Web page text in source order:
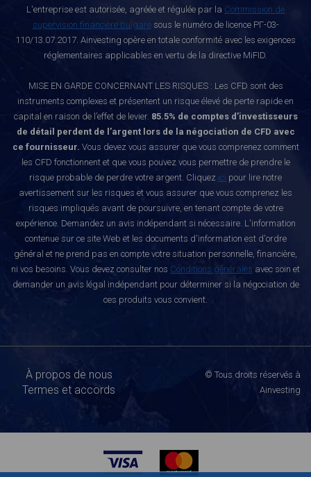
L'entreprise est autorisée, agréée et régulée par la Commission de
supervision financière bulgaresous le numéro de licence РГ-03-
110/13.07.2017. Ainvesting opère en totale conformité avec les exigences
réglementaires applicables en vertu de la directive MiFID.
MISE EN GARDE CONCERNANT LES RISQUES : Les CFD sont des
instruments complexes et présentent un risque élevé de perte rapide en
capital en raison de l’effet de levier. 85.5% de comptes d’investisseurs
de détail perdent de l’argent lors de la négociation de CFD avec
ce fournisseur. Vous devez vous assurer que vous comprenez comment
les CFD fonctionnent et que vous pouvez vous permettre de prendre le
risque probable de perdre votre argent. Cliquez ici pour lire notre
avertissement sur les risques et vous assurer que vous comprenez les
risques impliqués avant de poursuivre, en tenant compte de votre
expérience. Demandez un avis indépendant si nécessaire. L'information
contenue sur ce site Web et les documents d'information est d'ordre
général et ne prend pas en compte votre situation personnelle, financière,
ni vos besoins. Vous devez consulter nos Conditions générales avec soin et
demander un avis légal indépendant pour déterminer si la négociation de
ces produits vous convient.
À propos de nous
Termes et accords
© Tous droits réservés à
Ainvesting